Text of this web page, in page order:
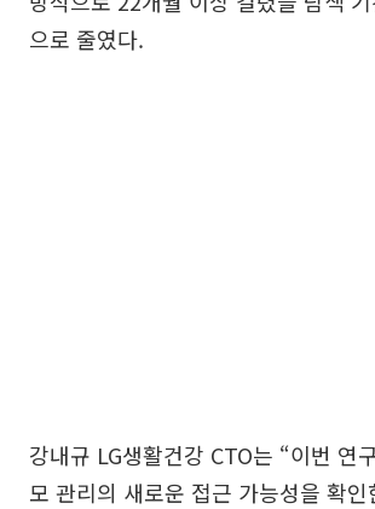
으로 줄였다.
강내규 LG생활건강 CTO는 “이번 연
모 관리의 새로운 접근 가능성을 확인